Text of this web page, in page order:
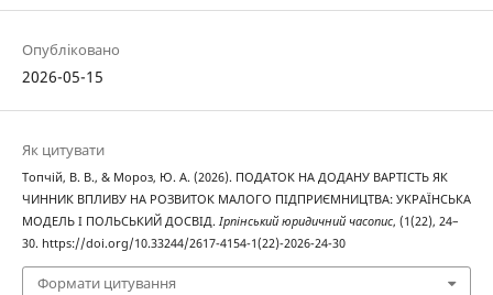
Опубліковано
2026-05-15
Як цитувати
Топчій, В. В., & Мороз, Ю. А. (2026). ПОДАТОК НА ДОДАНУ ВАРТІСТЬ ЯК
ЧИННИК ВПЛИВУ НА РОЗВИТОК МАЛОГО ПІДПРИЄМНИЦТВА: УКРАЇНСЬКА
МОДЕЛЬ І ПОЛЬСЬКИЙ ДОСВІД. Ірпінський юридичний часопис, (1(22), 24–
30. https://doi.org/10.33244/2617-4154-1(22)-2026-24-30
Формати цитування